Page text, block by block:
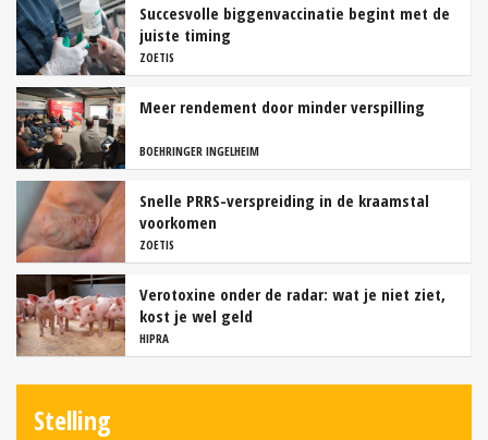
Succesvolle biggenvaccinatie begint met de
juiste timing
ZOETIS
Meer rendement door minder verspilling
BOEHRINGER INGELHEIM
Snelle PRRS-verspreiding in de kraamstal
voorkomen
ZOETIS
Verotoxine onder de radar: wat je niet ziet,
kost je wel geld
HIPRA
Stelling